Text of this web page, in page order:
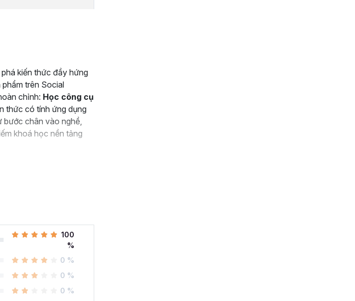
kiến thức đầy hứng
trên Social
chỉnh: Học công cụ
thức có tính ứng dụng
chân vào nghề,
khoá học nền tảng
100
%
0 %
0 %
0 %